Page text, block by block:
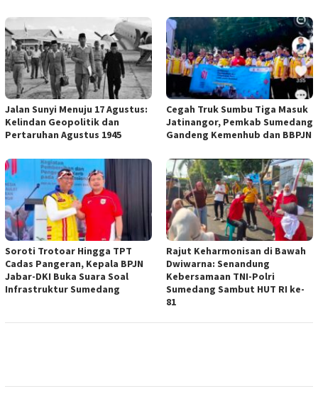
Jalan Sunyi Menuju 17 Agustus:
Kelindan Geopolitik dan
Pertaruhan Agustus 1945
Cegah Truk Sumbu Tiga Masuk
Jatinangor, Pemkab Sumedang
Gandeng Kemenhub dan BBPJN
Soroti Trotoar Hingga TPT
Cadas Pangeran, Kepala BPJN
Jabar-DKI Buka Suara Soal
Infrastruktur Sumedang
Rajut Keharmonisan di Bawah
Dwiwarna: Senandung
Kebersamaan TNI-Polri
Sumedang Sambut HUT RI ke-
81